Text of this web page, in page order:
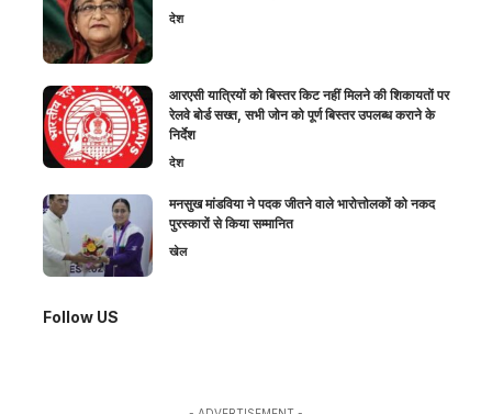
देश
आरएसी यात्रियों को बिस्तर किट नहीं मिलने की शिकायतों पर
रेलवे बोर्ड सख्त, सभी जोन को पूर्ण बिस्तर उपलब्ध कराने के
निर्देश
देश
मनसुख मांडविया ने पदक जीतने वाले भारोत्तोलकों को नकद
पुरस्कारों से किया सम्मानित
खेल
Follow US